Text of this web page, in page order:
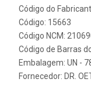
Código do
Código: 15663
Código NCM:
Código de Barras
Embalagem: UN -
Fornecedor: DR.